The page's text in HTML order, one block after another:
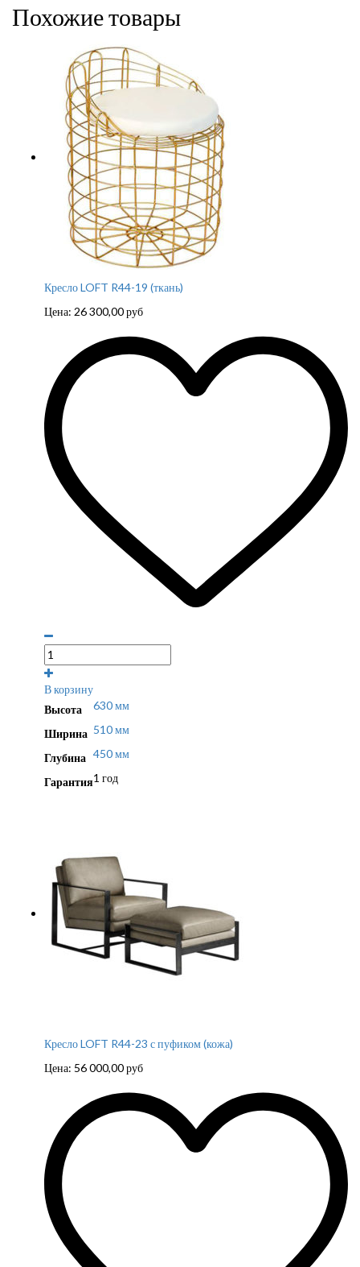
Похожие товары
Кресло LOFT R44-19 (ткань)
Цена: 26 300,00руб
В корзину
Высота
630 мм
Ширина 510 мм
Глубина 450 мм
Гарантия1 год
Кресло LOFT R44-23 с пуфиком (кожа)
Цена: 56 000,00руб